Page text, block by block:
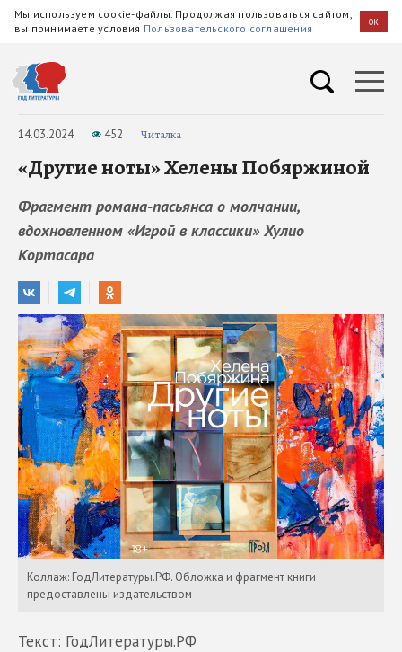
Мы используем cookie-файлы. Продолжая пользоваться сайтом,
вы принимаете условия Пользовательского соглашения OK
14.03.2024 452 Читалка
«Другие ноты» Хелены Побяржиной
Фрагмент романа-пасьянса о молчании,
вдохновленном «Игрой в классики» Хулио
Кортасара
Коллаж: ГодЛитературы.РФ. Обложка и фрагмент книги
предоставлены издательством
Текст: ГодЛитературы.РФ